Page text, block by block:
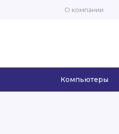
О компании
Компьютеры